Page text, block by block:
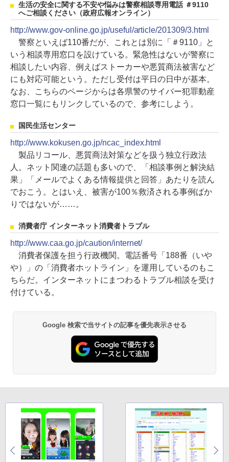
生活の安全に関する不安や悩みは警察相談専用電話 ＃9110
へご相談ください（政府広報オンライン）
http://www.gov-online.go.jp/useful/article/201309/3.html
警察といえば110番だが、これとは別に「＃9110」と
いう相談専用窓口を設けている。緊急性はないが警察に
相談したい内容、例えばストーカーや悪質商法被害など
にも対応可能という。ただし受付は平日の日中が基本。
なお、こちらのページからは各県警のサイバー犯罪動産
窓口一覧にもリンクしているので、参考にしよう。
国民生活センター
http://www.kokusen.go.jp/ncac_index.html
製品リコール、悪質商法対策などを扱う独立行政法
人。ネット関連の話題も多いので、「相談事例と解決結
果」「メールでよくある情報提供と回答」あたりを読ん
でおこう。とはいえ、被害が100％救済される事例ばか
りではないが……。
消費者庁 インターネット消費者トラブル
http://www.caa.go.jp/caution/internet/
消費者保護を担う行政機関。電話番号「188番（いや
や）」の「消費者ホットライン」を運用しているのもこ
ちらだ。インターネットにまつわるトラブル相談を受け
付けている。
Google 検索で当サイトの記事を優先表示させる